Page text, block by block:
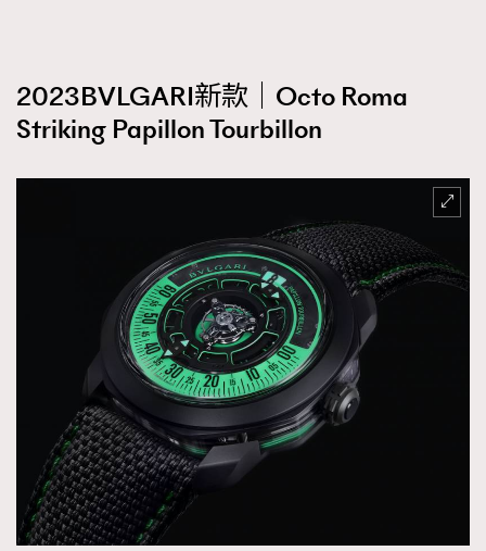
2023BVLGARI新款｜Octo Roma
Striking Papillon Tourbillon